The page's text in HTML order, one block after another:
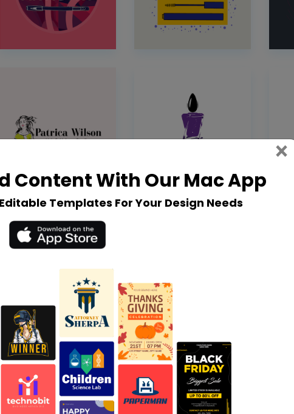
Content With Our Mac App
Templates For Your Design Needs
×